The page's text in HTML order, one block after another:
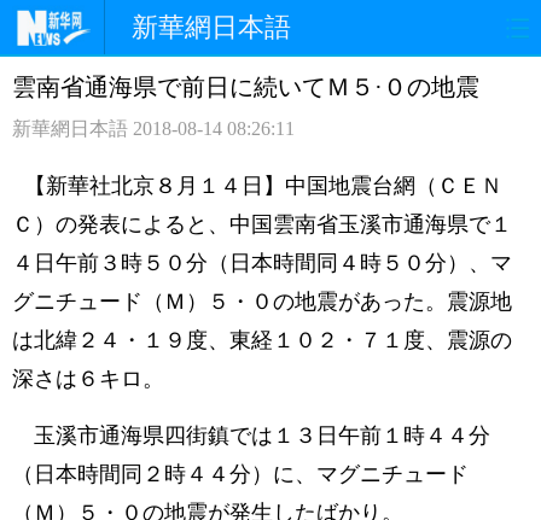
新華網日本語
ホームページ 政治 経済
観光 評論 写真
中日対訳
雲南省通海県で前日に続いてＭ５·０の地震
新華網日本語 2018-08-14 08:26:11
【新華社北京８月１４日】中国地震台網（ＣＥＮ
Ｃ）の発表によると、中国雲南省玉溪市通海県で１
４日午前３時５０分（日本時間同４時５０分）、マ
グニチュード（Ｍ）５・０の地震があった。震源地
は北緯２４・１９度、東経１０２・７１度、震源の
深さは６キロ。
玉溪市通海県四街鎮では１３日午前１時４４分
（日本時間同２時４４分）に、マグニチュード
（Ｍ）５・０の地震が発生したばかり。